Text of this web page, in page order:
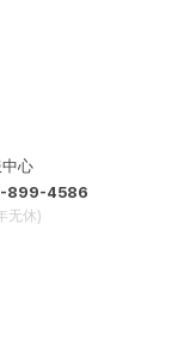
心
899-4586
无休)